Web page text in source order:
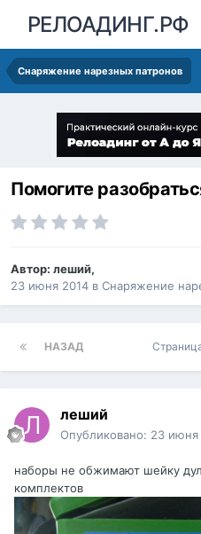
РЕЛОАДИНГ.РФ
Снаряжение нарезных патронов
Помогите
Автор: леший,
23 июня 2014 в Снаряжение
НАЗАД
леший
Опубликовано: 23 июня
наборы не обжимают шейку
комплектов